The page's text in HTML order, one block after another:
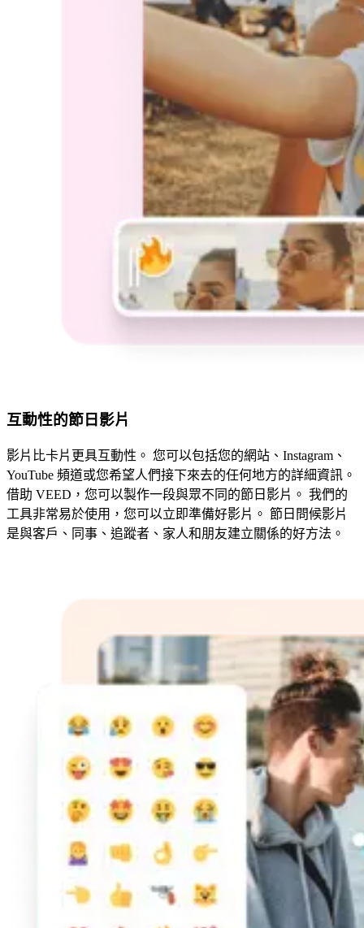
互動性的節日影片
影片比卡片更具互動性。 您可以包括您的網站、Instagram、
YouTube 頻道或您希望人們接下來去的任何地方的詳細資訊。
借助 VEED，您可以製作一段與眾不同的節日影片。 我們的
工具非常易於使用，您可以立即準備好影片。 節日問候影片
是與客戶、同事、追蹤者、家人和朋友建立關係的好方法。